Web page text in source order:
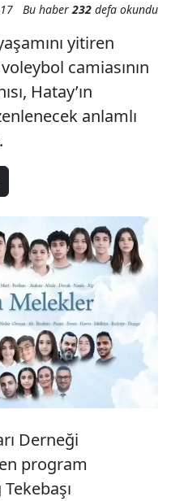
Bu haber232 defa okundu
yitiren
camiasının
Hatay’ın
anlamlı
Derneği
program